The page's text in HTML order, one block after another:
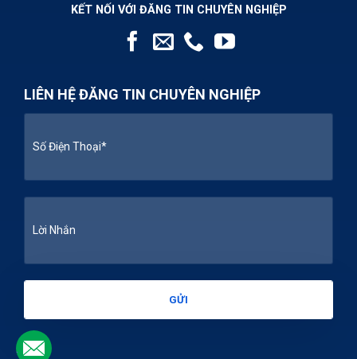
KẾT NỐI VỚI ĐĂNG TIN CHUYÊN NGHIỆP
LIÊN HỆ ĐĂNG TIN CHUYÊN NGHIỆP
.